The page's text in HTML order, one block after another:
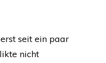
seit ein paar
nicht